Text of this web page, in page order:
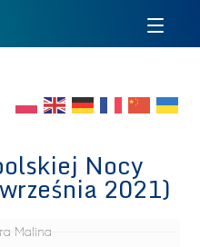
Nocy
2021)
Malina